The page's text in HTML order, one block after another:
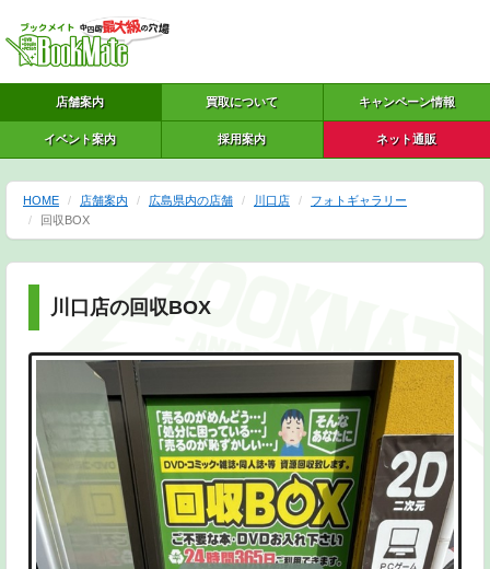
店舗案内 買取について キャンペーン情報
イベント案内 採用案内 ネット通販
HOME 店舗案内 広島県内の店舗 川口店
フォトギャラリー
回収BOX
川口店の回収BOX